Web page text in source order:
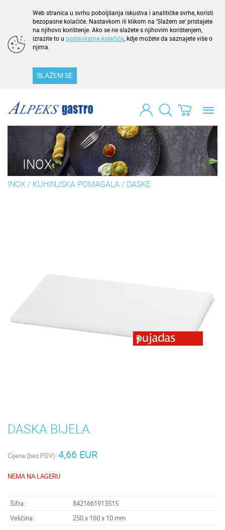
Web stranica u svrhu poboljšanja iskustva i analitičke svrhe, koristi
bezopasne kolačiće. Nastavkom ili klikom na 'Slažem se' pristajete
na njihovo korištenje. Ako se ne slažete s njihovim korištenjem,
izrazite to u postavkama kolačića , kdje možete da saznajete više o
njima.
SLAŽEM SE
INOX
INOX / KUHINJSKA POMAGALA/ DASKE
DASKA BIJELA
Cijena (bez PDV): 4,66 EUR
NEMA NA LAGERU
Šifra:
8421661913515
Veličina:
250 x 160 x 10 mm